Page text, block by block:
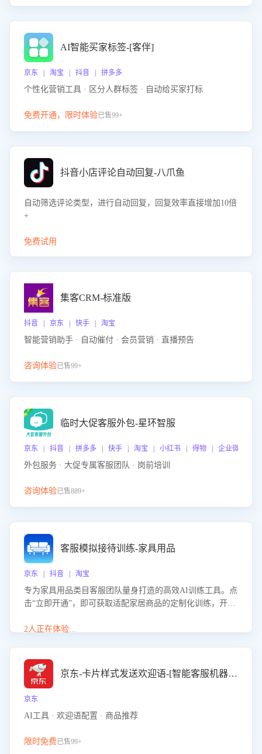
AI智能买家标签-[客伴]
京东 | 淘宝 | 抖音 | 拼多多
个性化营销工具 · 区分人群标签 · 自动给买家打标
免费开通，限时体验已售99+
抖音小店评论自动回复-八爪鱼
自动筛选评论类型，进行自动回复，回复效率直接增加10倍
+
免费试用
集客CRM-标准版
抖音 | 京东 | 快手 | 淘宝
智能营销助手 · 自动催付 · 会员营销 · 直播预告
咨询体验已售99+
临时大促客服外包-星环智服
京东 | 抖音 | 拼多多 | 快手 | 淘宝 | 小红书 | 得物 | 企业微信
外包服务 · 大促专属客服团队 · 岗前培训
咨询体验已售889+
客服模拟接待训练-家具用品
京东 | 抖音 | 淘宝
专为家具用品类目客服团队量身打造的高效AI训练工具。点
击“立即开通”，即可获取适配家居商品的定制化训练，开启
能、尺寸参数咨询等高频场景下的专业应对能力。
2人正在体验...
京东-卡片样式发送欢迎语-[智能客服机器人]
京东
AI工具 · 欢迎语配置 · 商品推荐
限时免费已售99+